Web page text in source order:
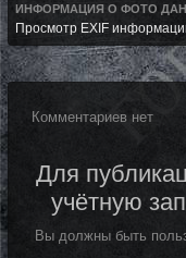
ИНФОРМАЦИЯ О ФОТО
Просмотр EXIF
Комментариев нет
Для
учётную
Вы должны быть